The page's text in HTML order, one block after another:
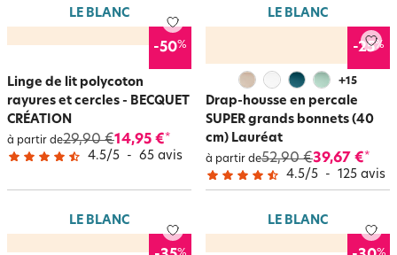
LE BLANC
-50%
Linge de lit polycoton
rayures et cercles - BECQUET
CRÉATION
à partir de29,90 €14,95 €*
4.5/5 - 65 avis
LE BLANC
-25%
+15
Drap-housse en percale
SUPER grands bonnets (40
cm) Lauréat
à partir de52,90 €39,67 €*
4.5/5 - 125 avis
LE BLANC LE BLANC